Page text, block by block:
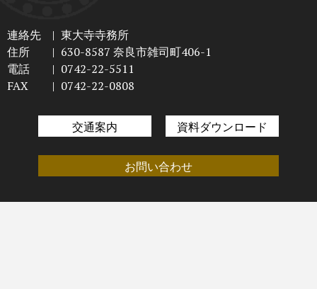
連絡先 | 東大寺寺務所
住所
| 630-8587 奈良市雑司町406-1
電話
| 0742-22-5511
FAX
| 0742-22-0808
交通案内 資料ダウンロード
お問い合わせ